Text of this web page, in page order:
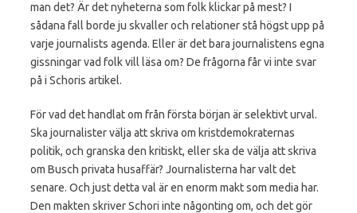
man det? Är det nyheterna som folk klickar på mest? I
sådana fall borde ju skvaller och relationer stå högst upp på
varje journalists agenda. Eller är det bara journalistens egna
gissningar vad folk vill läsa om? De frågorna får vi inte svar
på i Schoris artikel.
För vad det handlat om från första början är selektivt urval.
Ska journalister välja att skriva om kristdemokraternas
politik, och granska den kritiskt, eller ska de välja att skriva
om Busch privata husaffär? Journalisterna har valt det
senare. Och just detta val är en enorm makt som media har.
Den makten skriver Schori inte någonting om, och det gör